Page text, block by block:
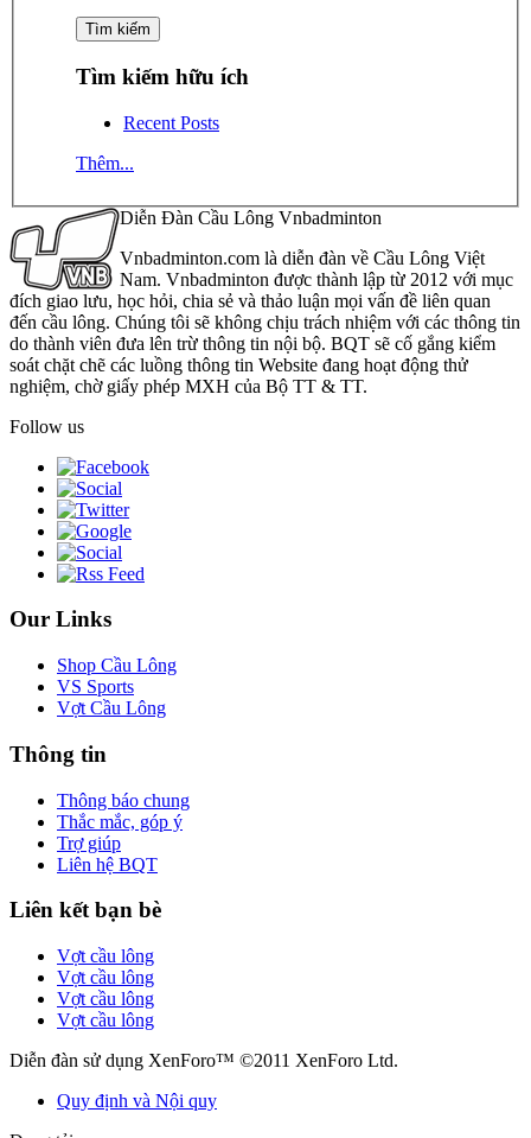
Tìm kiếm hữu ích
Recent Posts
Thêm...
Diễn Đàn Cầu Lông Vnbadminton
Vnbadminton.com là diễn đàn về Cầu Lông Việt
Nam. Vnbadminton được thành lập từ 2012 với mục
đích giao lưu, học hỏi, chia sẻ và thảo luận mọi vấn đề liên quan
đến cầu lông. Chúng tôi sẽ không chịu trách nhiệm với các thông tin
do thành viên đưa lên trừ thông tin nội bộ. BQT sẽ cố gắng kiểm
soát chặt chẽ các luồng thông tin Website đang hoạt động thử
nghiệm, chờ giấy phép MXH của Bộ TT & TT.
Follow us
Our Links
Shop Cầu Lông
VS Sports
Vợt Cầu Lông
Thông tin
Thông báo chung
Thắc mắc, góp ý
Trợ giúp
Liên hệ BQT
Liên kết bạn bè
Vợt cầu lông
Vợt cầu lông
Vợt cầu lông
Vợt cầu lông
Diễn đàn sử dụng XenForo™ ©2011 XenForo Ltd.
Quy định và Nội quy